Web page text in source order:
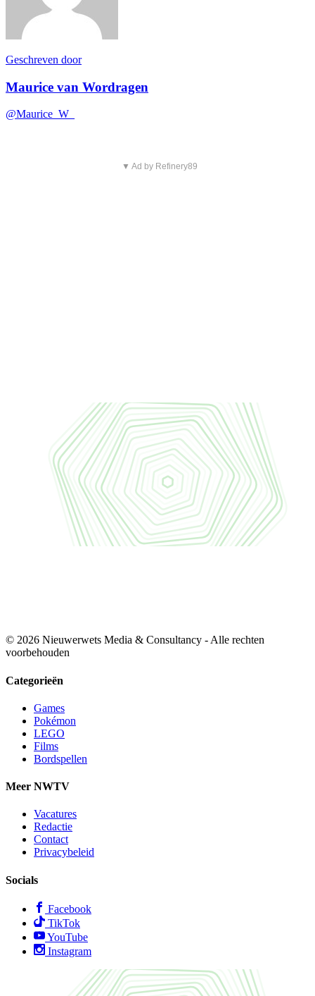
Geschreven door
Maurice van Wordragen
@Maurice_W_
▼ Ad by Refinery89
© 2026 Nieuwerwets Media & Consultancy - Alle rechten
voorbehouden
Categorieën
Games
Pokémon
LEGO
Films
Bordspellen
Meer NWTV
Vacatures
Redactie
Contact
Privacybeleid
Socials
Facebook
TikTok
YouTube
Instagram